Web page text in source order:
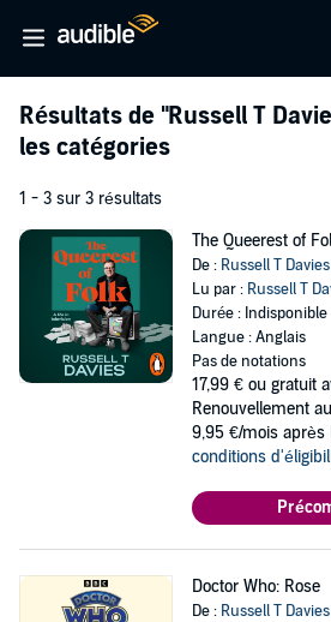
Résultats de "Russell T
les catégories
1 - 3 sur 3 résultats
The Queerest of
De : Russell T Davies
Lu par : Russell T
Durée : Indisponible
Langue : Anglais
Pas de notations
17,99 € ou gratuit
Renouvellement
9,95 €/mois après
conditions
Doctor Who: Rose
De : Russell T Davies